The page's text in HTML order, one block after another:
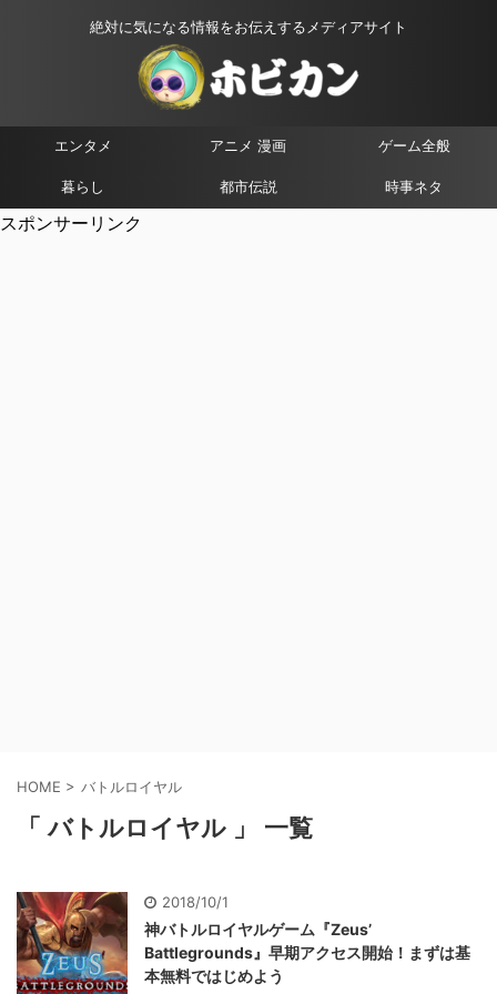
絶対に気になる情報をお伝えするメディアサイト
エンタメ アニメ 漫画 ゲーム全般
暮らし 都市伝説 時事ネタ
スポンサーリンク
HOME > バトルロイヤル
「 バトルロイヤル 」 一覧
2018/10/1
神バトルロイヤルゲーム『Zeus’
Battlegrounds』早期アクセス開始！まずは基
本無料ではじめよう